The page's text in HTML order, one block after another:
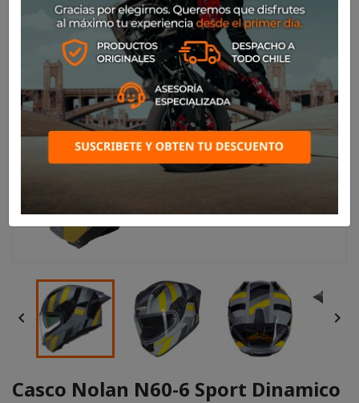
 
Casco Nolan N60-6 Sport Dinamico